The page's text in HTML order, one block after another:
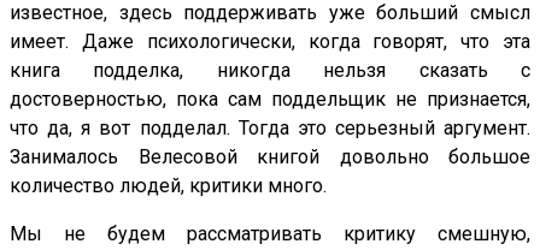
известное, здесь поддерживать уже больший смысл
имеет. Даже психологически, когда говорят, что эта
книга подделка, никогда нельзя сказать с
достоверностью, пока сам поддельщик не признается,
что да, я вот подделал. Тогда это серьезный аргумент.
Занималось Велесовой книгой довольно большое
количество людей, критики много.
Мы не будем рассматривать критику смешную,